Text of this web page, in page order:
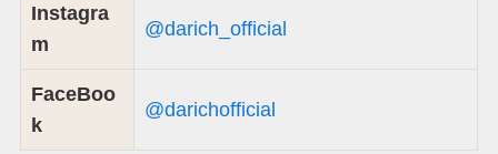
Instagra
m
@darich_official
FaceBoo
k
@darichofficial